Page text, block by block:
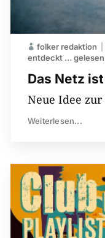
Das Netz
folker redaktion
entdeckt … gelesen
Neue Idee
Weiterlesen...